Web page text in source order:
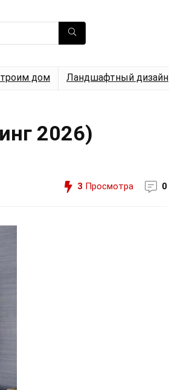
дом Ландшафтный дизайн
2026)
3 Просмотра 0